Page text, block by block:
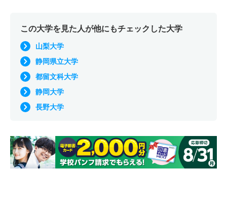
この大学を見た人が他にもチェックした大学
山梨大学
静岡県立大学
都留文科大学
静岡大学
長野大学